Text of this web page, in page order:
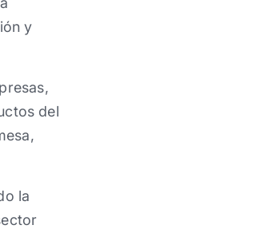
y
del
la